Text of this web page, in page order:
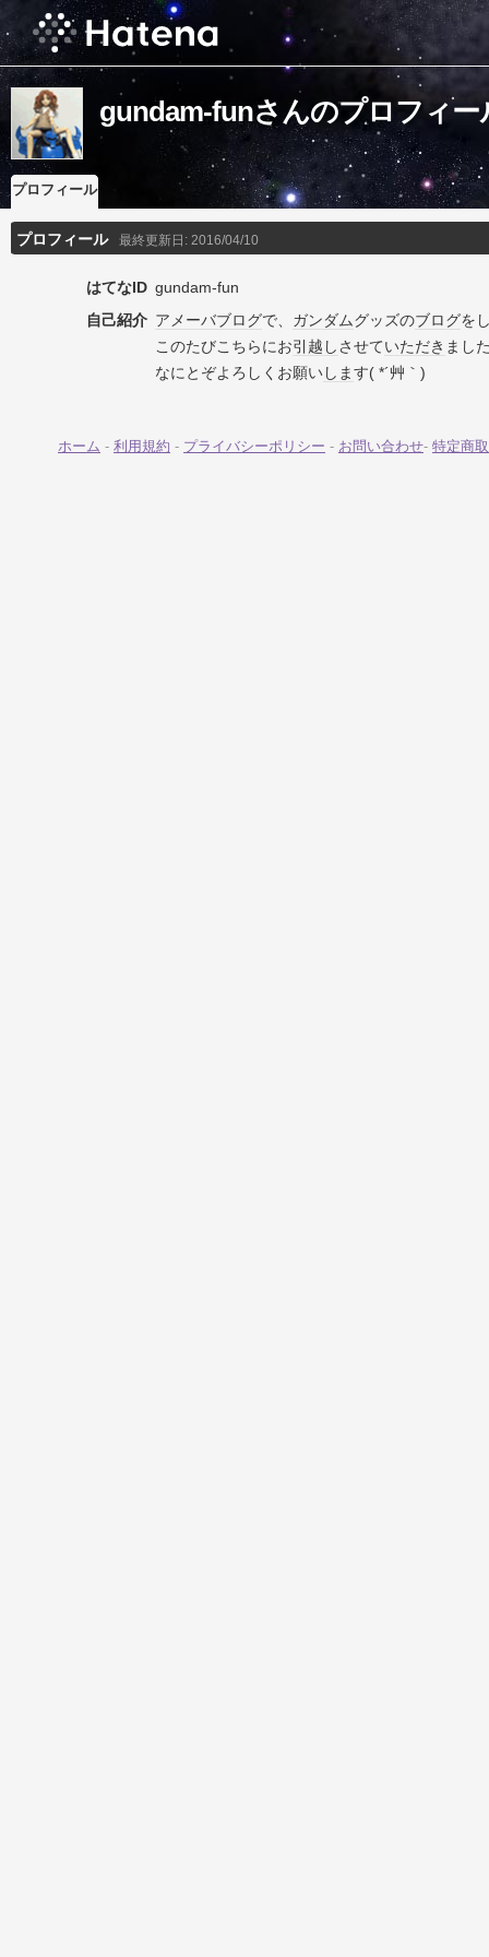
gundam-funさんのプロフィー
プロフィール
プロフィール 最終更新日: 2016/04/10
はてなID gundam-fun
自己紹介 アメーバブログで、 ガンダムグッズのブログを
このたびこちらにお引越し させていただき まし
なにとぞよろしくお願いします( *´艸｀)
ホーム - 利用規約 - プライバシーポリシー - お問い合わせ- 特定商